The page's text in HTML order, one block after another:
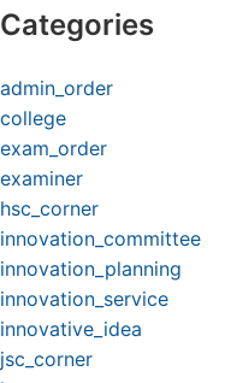
Categories
admin_order
college
exam_order
examiner
hsc_corner
innovation_committee
innovation_planning
innovation_service
innovative_idea
jsc_corner